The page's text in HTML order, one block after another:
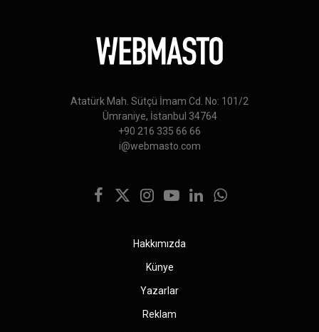
Atatürk Mah. Sütçü İmam Cd. No: 101/2
Ümraniye, İstanbul 34764
+90 216 335 66 66
i@webmasto.com
Facebook
X
Instagram
YouTubeLinkedInWhatsApp
Hakkımızda
Künye
Yazarlar
Reklam